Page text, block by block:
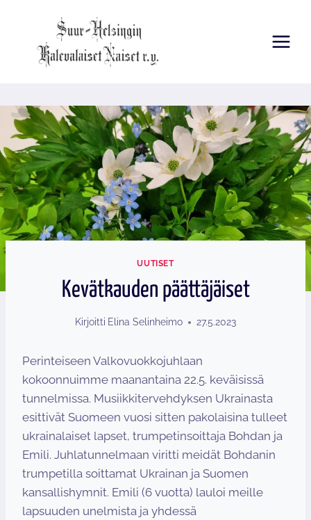
UUTISET
Kevätkauden päättäjäiset
Kirjoitti Elina Selinheimo 27.5.2023
Perinteiseen Valkovuokkojuhlaan
kokoonnuimme maanantaina 22.5. keväisissä
tunnelmissa. Musiikkitervehdyksen Ukrainasta
esittivät Suomeen vuosi sitten pakolaisina tulleet
ukrainalaiset lapset, trumpetinsoittaja Bohdan ja
Emili. Juhlatunnelmaan viritti meidät Bohdanin
trumpetilla soittamat Ukrainan ja Suomen
kansallishymnit. Emili (6 vuotta) lauloi meille
lapsuuden unelmista ja yhdessä